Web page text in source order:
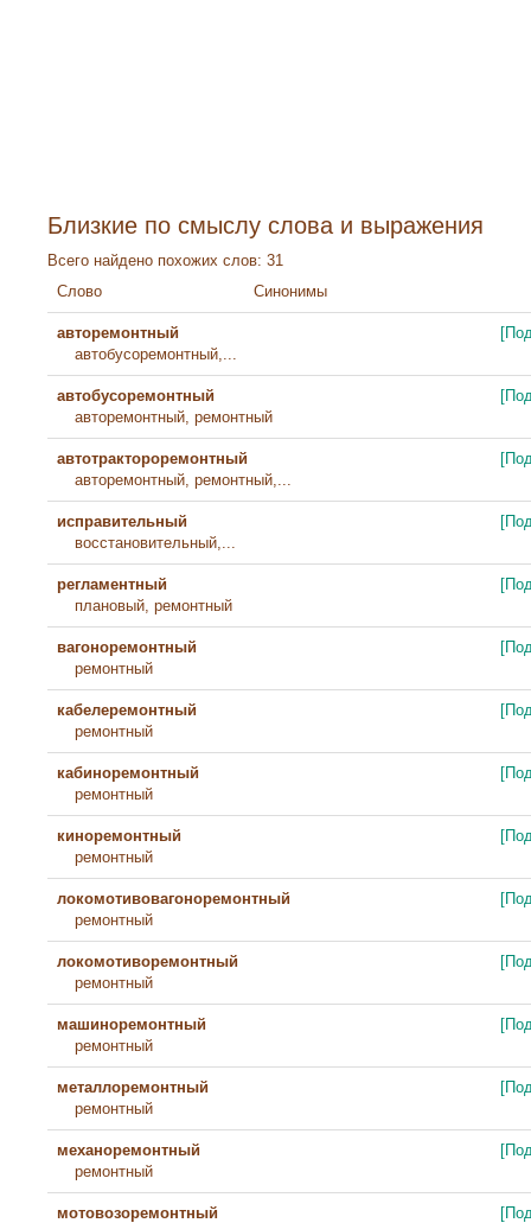
Близкие по смыслу слова и выражения
Всего найдено похожих слов: 31
Слово
Синонимы
авторемонтный
автобусоремонтный,...
автобусоремонтный
авторемонтный, ремонтный
автотрактороремонтный
авторемонтный, ремонтный,...
исправительный
восстановительный,...
регламентный
плановый, ремонтный
вагоноремонтный
ремонтный
кабелеремонтный
ремонтный
кабиноремонтный
ремонтный
киноремонтный
ремонтный
локомотивовагоноремонтный
ремонтный
локомотиворемонтный
ремонтный
машиноремонтный
ремонтный
металлоремонтный
ремонтный
механоремонтный
ремонтный
мотовозоремонтный